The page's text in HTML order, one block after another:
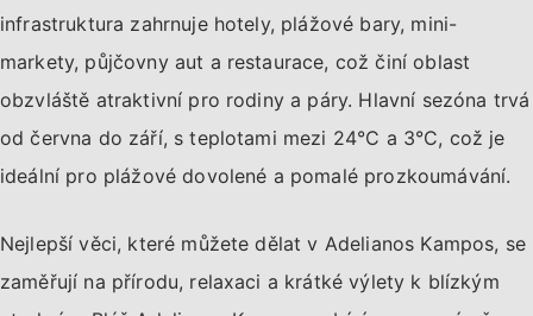
infrastruktura zahrnuje hotely, plážové bary, mini-
markety, půjčovny aut a restaurace, což činí oblast
obzvláště atraktivní pro rodiny a páry. Hlavní sezóna trvá
od června do září, s teplotami mezi 24°C a 3°C, což je
ideální pro plážové dovolené a pomalé prozkoumávání.
Nejlepší věci, které můžete dělat v Adelianos Kampos, se
zaměřují na přírodu, relaxaci a krátké výlety k blízkým